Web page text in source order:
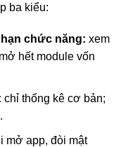
ba kiểu:
chức năng: xem
hết module vốn
chỉ thống kê cơ bản;
mở app, đòi mật